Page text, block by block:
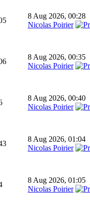
8 Aug 2026, 00:28
Nicolas Poirier
8 Aug 2026, 00:35
Nicolas Poirier
8 Aug 2026, 00:40
Nicolas Poirier
8 Aug 2026, 01:04
Nicolas Poirier
8 Aug 2026, 01:05
Nicolas Poirier